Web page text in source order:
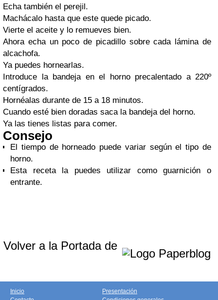
Echa también el perejil.
Machácalo hasta que este quede picado.
Vierte el aceite y lo remueves bien.
Ahora echa un poco de picadillo sobre cada lámina de
alcachofa.
Ya puedes hornearlas.
Introduce la bandeja en el horno precalentado a 220º
centígrados.
Hornéalas durante de 15 a 18 minutos.
Cuando esté bien doradas saca la bandeja del horno.
Ya las tienes listas para comer.
Consejo
El tiempo de horneado puede variar según el tipo de
horno.
Esta receta la puedes utilizar como guarnición o
entrante.
Volver a la Portada de
Inicio
Presentación